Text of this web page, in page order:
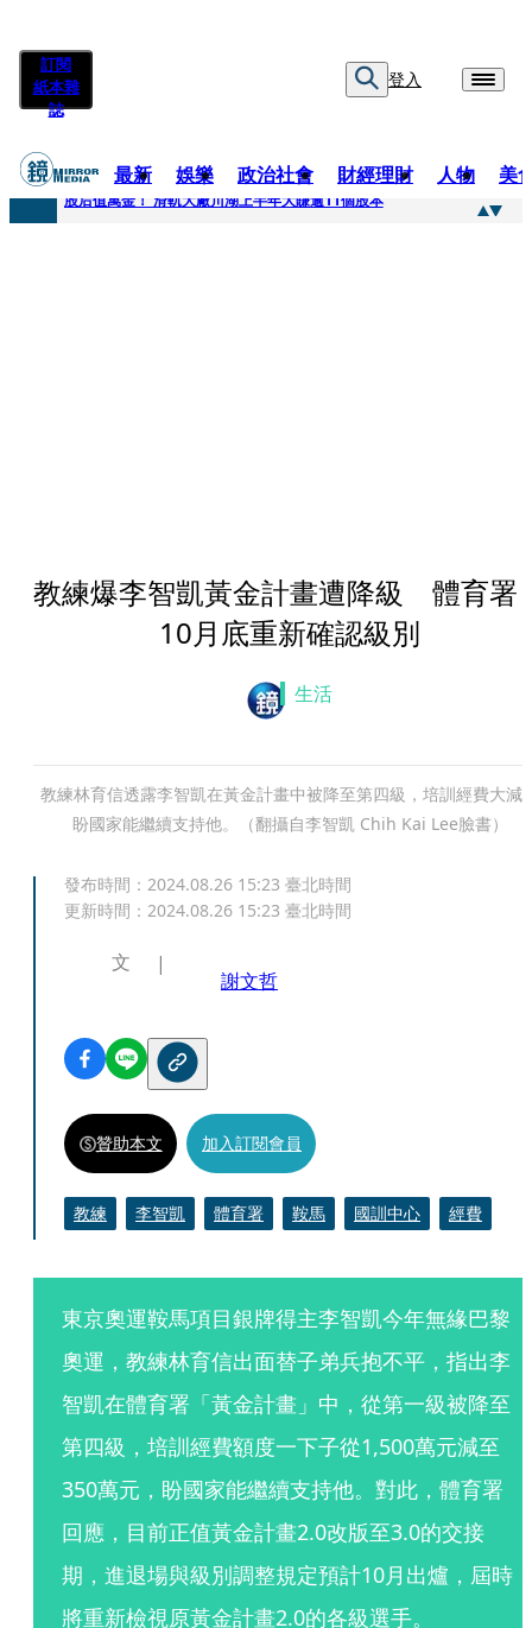
訂閱
紙本雜
誌
登入
最新 娛樂 政治社會 財經理財 人物 美
快訊
股后值萬金！ 滑軌大廠川湖上半年大賺逾11個股本
教練爆李智凱黃金計畫遭降級 體育署
10月底重新確認級別
生活
教練林育信透露李智凱在黃金計畫中被降至第四級，培訓經費大減
盼國家能繼續支持他。（翻攝自李智凱 Chih Kai Lee臉書）
發布時間： 2024.08.26 15:23 臺北時間
更新時間： 2024.08.26 15:23 臺北時間
文
謝文哲
贊助本文 加入訂閱會員
教練 李智凱 體育署 鞍馬 國訓中心 經費
東京奧運鞍馬項目銀牌得主李智凱今年無緣巴黎
奧運，教練林育信出面替子弟兵抱不平，指出李
智凱在體育署「黃金計畫」中，從第一級被降至
第四級，培訓經費額度一下子從1,500萬元減至
350萬元，盼國家能繼續支持他。對此，體育署
回應，目前正值黃金計畫2.0改版至3.0的交接
期，進退場與級別調整規定預計10月出爐，屆時
將重新檢視原黃金計畫2.0的各級選手。